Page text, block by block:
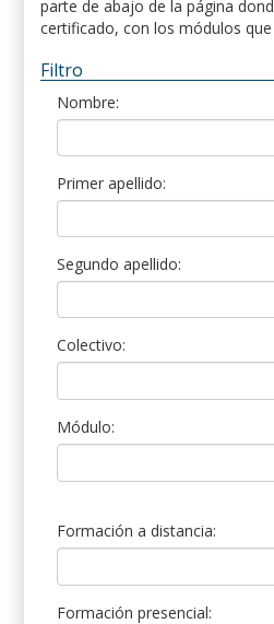
parte de abajo de la página
certificado, con los módulos
Filtro
Nombre:
Primer apellido:
Segundo apellido:
Colectivo:
Módulo:
Formación a distancia:
Formación presencial: